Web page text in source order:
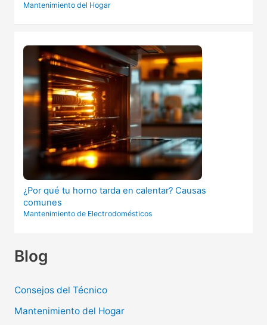
Mantenimiento del Hogar
¿Por qué tu horno tarda en calentar? Causas
comunes
Mantenimiento de Electrodomésticos
Blog
Consejos del Técnico
Mantenimiento del Hogar